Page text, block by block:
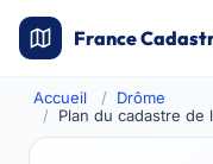
France
Accueil
Drôme
Plan du cadastre de